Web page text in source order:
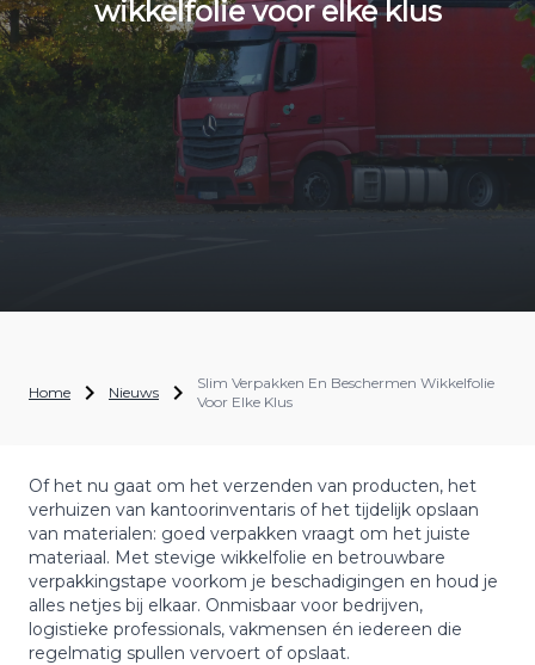
wikkelfolie voor elke klus
Home Nieuws
Slim Verpakken En Beschermen Wikkelfolie
Voor Elke Klus
Of het nu gaat om het verzenden van producten, het
verhuizen van kantoorinventaris of het tijdelijk opslaan
van materialen: goed verpakken vraagt om het juiste
materiaal. Met stevige wikkelfolie en betrouwbare
verpakkingstape voorkom je beschadigingen en houd je
alles netjes bij elkaar. Onmisbaar voor bedrijven,
logistieke professionals, vakmensen én iedereen die
regelmatig spullen vervoert of opslaat.